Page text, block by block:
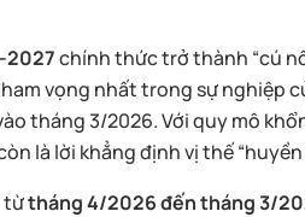
chính thức trở thành “cú
vọng nhất trong sự nghiệp
tháng 3/2026. Với quy mô
là lời khẳng định vị thế
từtháng 4/2026 đến tháng 3/